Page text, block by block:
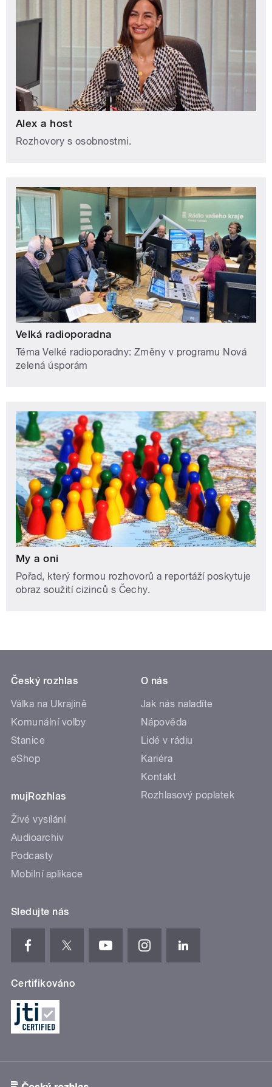
Alex a host
Rozhovory s osobnostmi.
Velká radioporadna
Téma Velké radioporadny: Změny v programu Nová
zelená úsporám
My a oni
Pořad, který formou rozhovorů a reportáží poskytuje
obraz soužití cizinců s Čechy.
Český rozhlas
Válka na Ukrajině
Komunální volby
Stanice
eShop
mujRozhlas
Živé vysílání
Audioarchiv
Podcasty
Mobilní aplikace
O nás
Jak nás naladíte
Nápověda
Lidé v rádiu
Kariéra
Kontakt
Rozhlasový poplatek
Sledujte nás
Certifikováno